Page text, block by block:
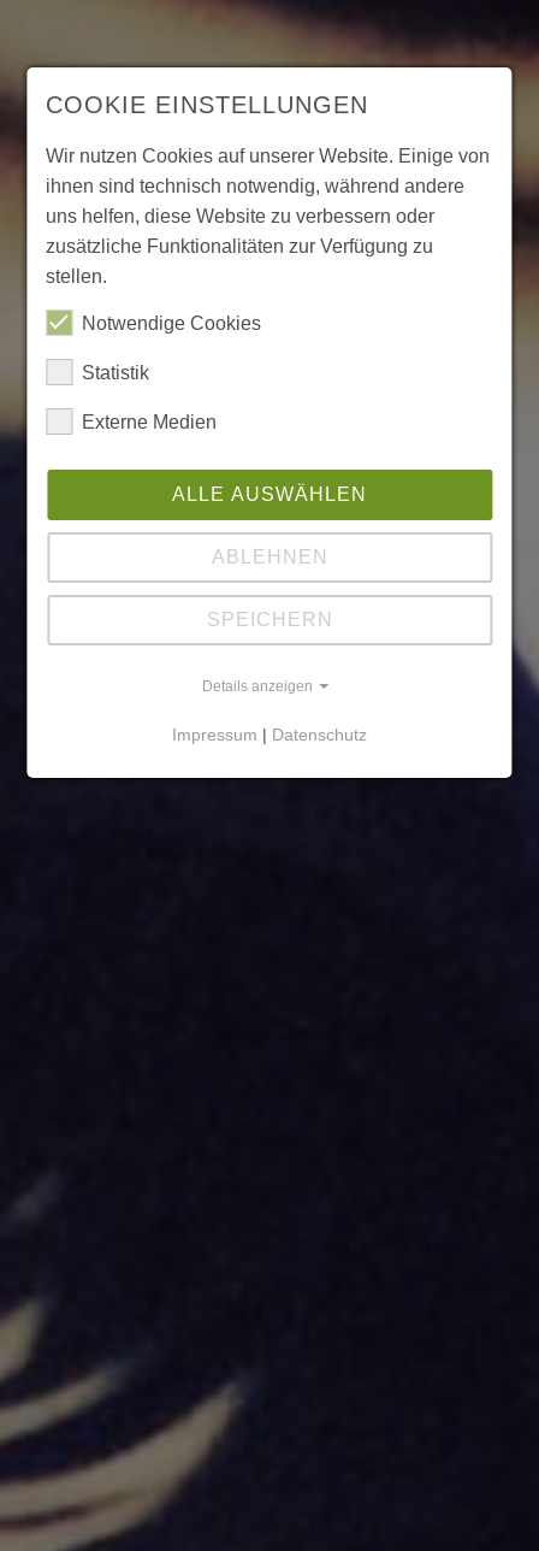
COOKIE EINSTELLUNGEN
Wir nutzen Cookies auf unserer Website. Einige von
ihnen sind technisch notwendig, während andere
uns helfen, diese Website zu verbessern oder
zusätzliche Funktionalitäten zur Verfügung zu
stellen.
Notwendige Cookies
Statistik
Externe Medien
ALLE AUSWÄHLEN
ABLEHNEN
SPEICHERN
Details anzeigen
Impressum | Datenschutz